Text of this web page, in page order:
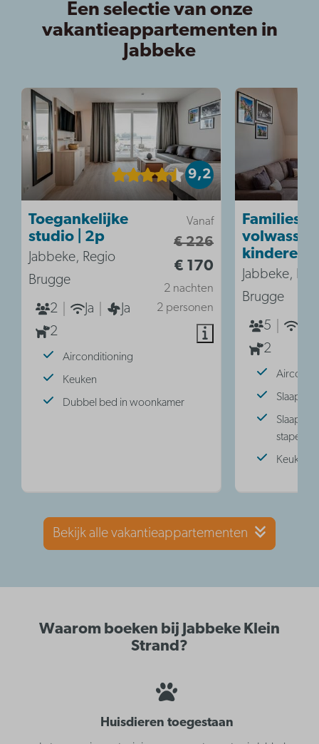
Een selectie van onze
vakantieappartementen in
Jabbeke
9,2
Vanaf
€ 226
€ 170
2 nachten
2 personen
Toegankelijke
studio | 2p
Jabbeke, Regio
Brugge
2
Ja
Ja
2
Airconditioning
Keuken
Dubbel bed in woonkamer
kinderen
Jabbeke,
Brugge
5
2
Keuken
Bekijk alle vakantieappartementen
Waarom boeken bij Jabbeke Klein
Strand?
Huisdieren toegestaan